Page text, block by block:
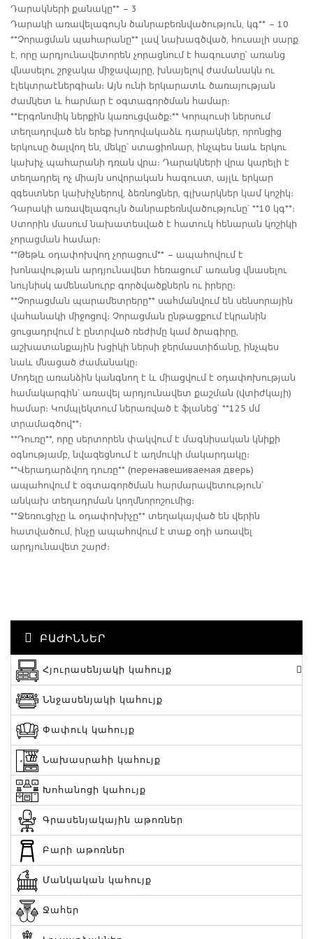
Դարակների քանակը** – 3
Դարակի առավելագույն ծանրաբեռնվածություն, կգ** – 10
**Չորացման պահարանը** լավ նախագծված, հուսալի սարք
է, որը արդյունավետորեն չորացնում է հագուստը՝ առանց
վնասելու շրջակա միջավայրը, խնայելով ժամանակն ու
էլեկտրաէներգիան։ Այն ունի երկարատև ծառայության
ժամկետ և հարմար է օգտագործման համար։
**Էրգոնոմիկ ներքին կառուցվածք։** Կորպուսի ներսում
տեղադրված են երեք խողովակաձև դարակներ, որոնցից
երկուսը ծալվող են, մեկը՝ ստացիոնար, ինչպես նաև երկու
կախիչ պահարանի դռան վրա։ Դարակների վրա կարելի է
տեղադրել ոչ միայն սովորական հագուստ, այլև երկար
զգեստներ կախիչներով, ձեռնոցներ, գլխարկներ կամ կոշիկ։
Դարակի առավելագույն ծանրաբեռնվածությունը՝ **10 կգ**։
Ստորին մասում նախատեսված է հատուկ հենարան կոշիկի
չորացման համար։
**Թեթև օդափոխվող չորացում** – ապահովում է
խոնավության արդյունավետ հեռացում՝ առանց վնասելու
նույնիսկ ամենանուրբ գործվածքներն ու իրերը։
**Չորացման պարամետրերը** սահմանվում են սենսորային
վահանակի միջոցով։ Չորացման ընթացքում էկրանին
ցուցադրվում է ընտրված ռեժիմը կամ ծրագիրը,
աշխատանքային խցիկի ներսի ջերմաստիճանը, ինչպես
նաև մնացած ժամանակը։
Մոդելը առանձին կանգնող է և միացվում է օդափոխության
համակարգին՝ առավել արդյունավետ քաշման (վտիժկայի)
համար։ Կոմպլեկտում ներառված է ֆլանեց՝ **125 մմ
տրամագծով**։
**Դուռը**, որը սերտորեն փակվում է մագնիսական կնիքի
օգնությամբ, նվազեցնում է աղմուկի մակարդակը։
**Վերադարձվող դուռը** (перенавешиваемая дверь)
ապահովում է օգտագործման հարմարավետություն՝
անկախ տեղադրման կողմնորոշումից։
**Ջեռուցիչը և օդափոխիչը** տեղակայված են վերին
հատվածում, ինչը ապահովում է տաք օդի առավել
արդյունավետ շարժ։
ԲԱԺԻՆՆԵՐ
Հյուրասենյակի կահույք
Ննջասենյակի կահույք
Փափուկ կահույք
Նախասրահի կահույք
Խոհանոցի կահույք
Գրասենյակային աթոռներ
Բարի աթոռներ
Մանկական կահույք
Ջահեր